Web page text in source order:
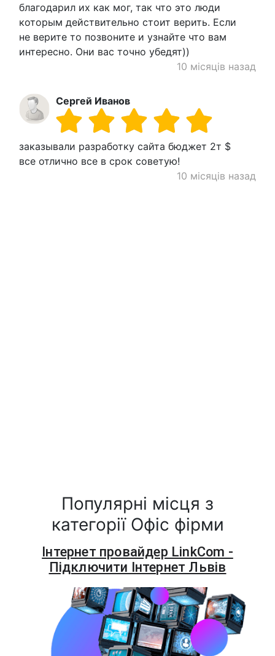
благодарил их как мог, так что это люди
которым действительно стоит верить. Если
не верите то позвоните и узнайте что вам
интересно. Они вас точно убедят))
10 місяців назад
Сергей Иванов
заказывали разработку сайта бюджет 2т $
все отлично все в срок советую!
10 місяців назад
Популярні місця з
категорії Офіс фірми
Інтернет провайдер LinkCom -
Підключити Інтернет Львів